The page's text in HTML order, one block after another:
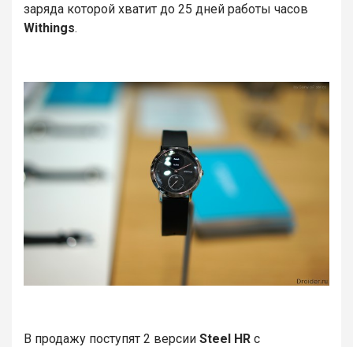
заряда которой хватит до 25 дней работы часов
Withings.
В продажу поступят 2 версии Steel HR с